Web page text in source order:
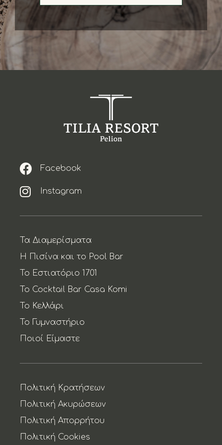
Αρχική
Ποιοί Είμαστε
Η Πισίνα και το Pool Bar
Το Cocktail Bar Casa Komi
Το Γυμναστήριο
© Copyright 2022 Tilia Resort Pelion
Facebook
Instagram
Τα Διαμερίσματα
Η Πισίνα και το Pool Bar
Το Εστιατόριο 1701
Το Cocktail Bar Casa Komi
To Κελλάρι
Το Γυμναστήριο
Ποιοί Είμαστε
Πολιτική Κρατήσεων
Πολιτική Ακυρώσεων
Πολιτική Απορρήτου
Πολιτική Cookies
info@hoteller.com